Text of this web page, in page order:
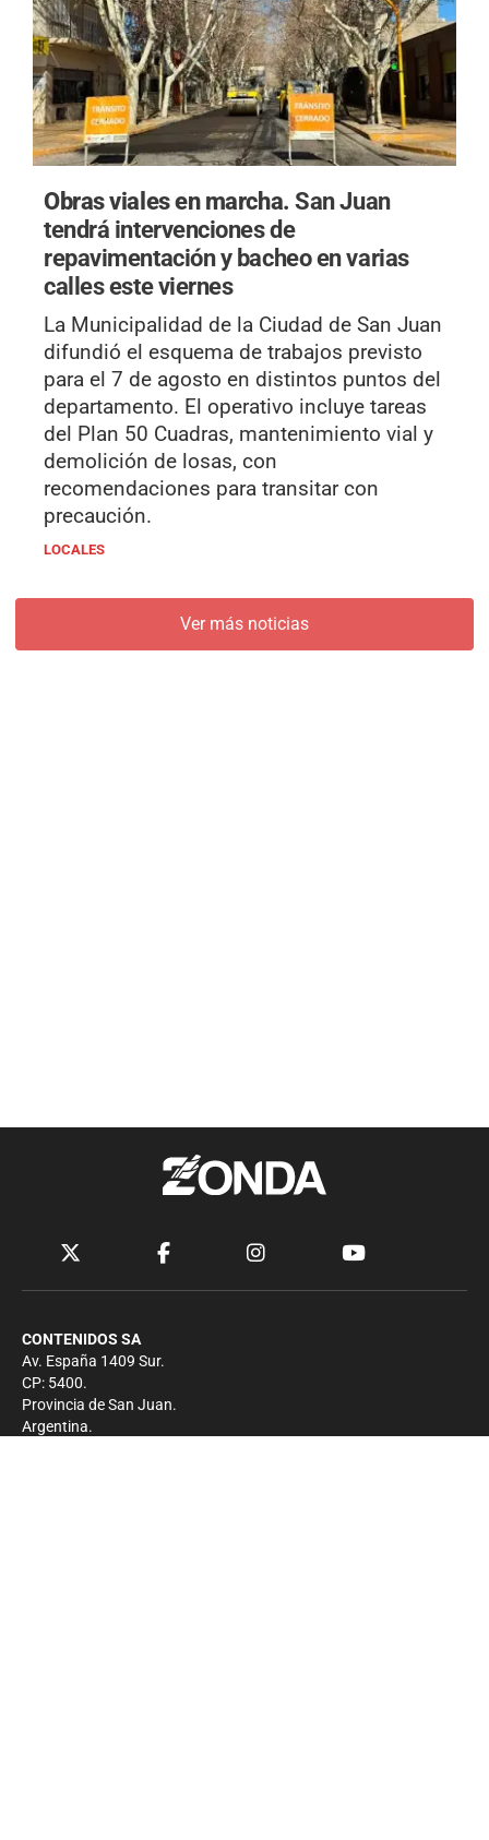
Obras viales en marcha.San Juan
tendrá intervenciones de
repavimentación y bacheo en varias
calles este viernes
La Municipalidad de la Ciudad de San Juan
difundió el esquema de trabajos previsto
para el 7 de agosto en distintos puntos del
departamento. El operativo incluye tareas
del Plan 50 Cuadras, mantenimiento vial y
demolición de losas, con
recomendaciones para transitar con
precaución.
LOCALES
Ver más noticias
CONTENIDOS SA
Av. España 1409 Sur.
CP: 5400.
Provincia de San Juan.
Argentina.